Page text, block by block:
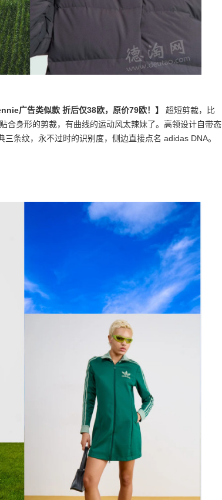
广告类似款 折后仅38欧，原价79欧！】
超短剪裁，比
合身形的剪裁，有曲线的运动风太辣妹了。高领设计自带态
条纹，永不过时的识别度，侧边直接点名 adidas DNA。